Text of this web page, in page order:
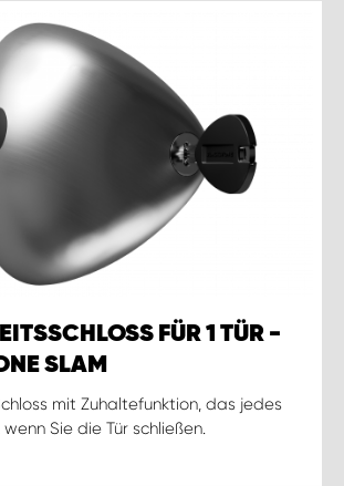
FÜR 1 TÜR -
SLAM
mit Zuhaltefunktion, das jedes
Sie die Tür schließen.